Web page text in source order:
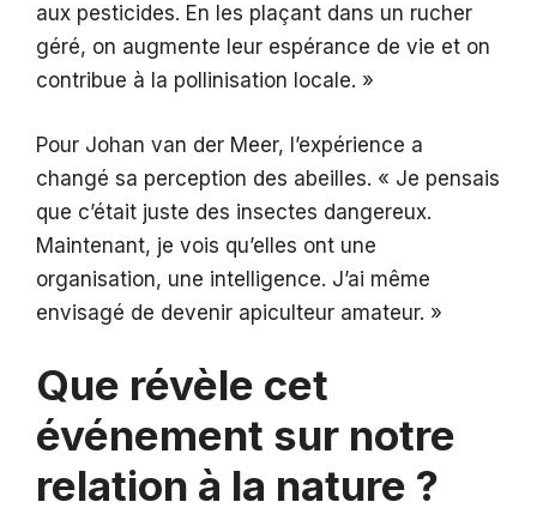
aux pesticides. En les plaçant dans un rucher
géré, on augmente leur espérance de vie et on
contribue à la pollinisation locale. »
Pour Johan van der Meer, l’expérience a
changé sa perception des abeilles. « Je pensais
que c’était juste des insectes dangereux.
Maintenant, je vois qu’elles ont une
organisation, une intelligence. J’ai même
envisagé de devenir apiculteur amateur. »
Que révèle cet
événement sur notre
relation à la nature ?